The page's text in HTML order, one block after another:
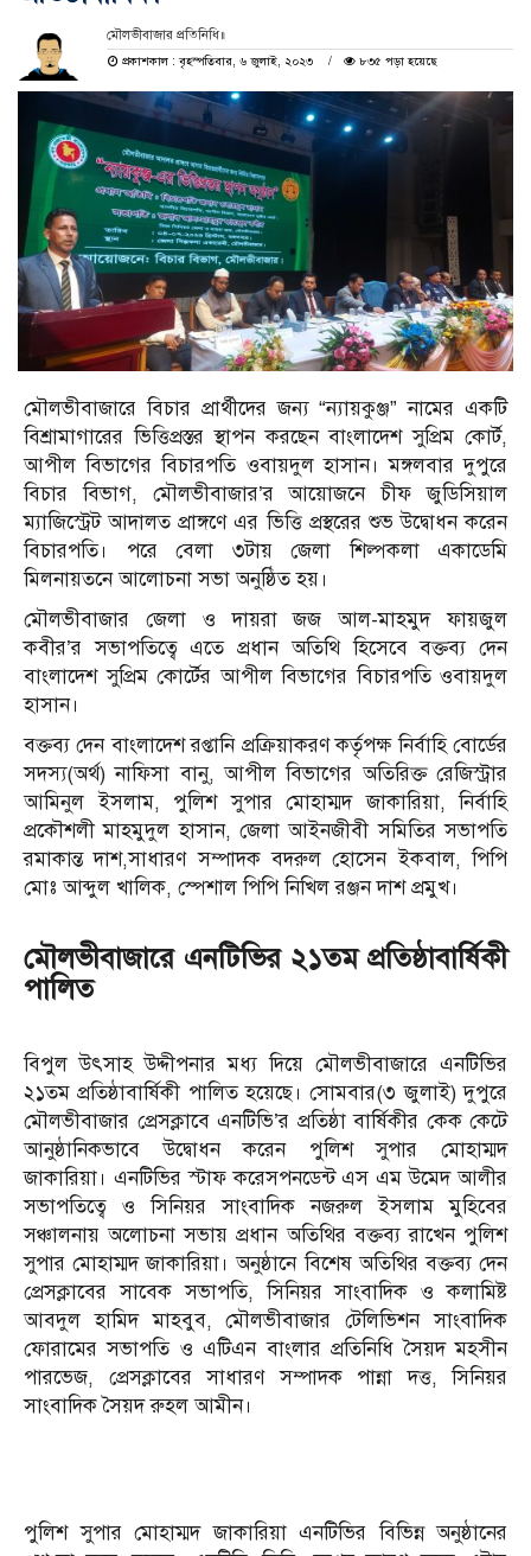
মৌলভীবাজার প্রতিনিধি॥
প্রকাশকাল : বৃহস্পতিবার, ৬ জুলাই, ২০২৩
৮৩৫ পড়া হয়েছে
মৌলভীবাজারে বিচার প্রার্থীদের জন্য “ন্যায়কুঞ্জ” নামের একটি
বিশ্রামাগারের ভিত্তিপ্রস্তর স্থাপন করছেন বাংলাদেশ সুপ্রিম কোর্ট,
আপীল বিভাগের বিচারপতি ওবায়দুল হাসান। মঙ্গলবার দুপুরে
বিচার বিভাগ, মৌলভীবাজার’র আয়োজনে চীফ জুডিসিয়াল
ম্যাজিস্ট্রেট আদালত প্রাঙ্গণে এর ভিত্তি প্রস্থরের শুভ উদ্বোধন করেন
বিচারপতি। পরে বেলা ৩টায় জেলা শিল্পকলা একাডেমি
মিলনায়তনে আলোচনা সভা অনুষ্ঠিত হয়।
মৌলভীবাজার জেলা ও দায়রা জজ আল-মাহমুদ ফায়জুল
কবীর’র সভাপতিত্বে এতে প্রধান অতিথি হিসেবে বক্তব্য দেন
বাংলাদেশ সুপ্রিম কোর্টের আপীল বিভাগের বিচারপতি ওবায়দুল
হাসান।
বক্তব্য দেন বাংলাদেশ রপ্তানি প্রক্রিয়াকরণ কর্তৃপক্ষ নির্বাহি বোর্ডের
সদস্য(অর্থ) নাফিসা বানু, আপীল বিভাগের অতিরিক্ত রেজিস্ট্রার
আমিনুল ইসলাম, পুলিশ সুপার মোহাম্মদ জাকারিয়া, নির্বাহি
প্রকৌশলী মাহমুদুল হাসান, জেলা আইনজীবী সমিতির সভাপতি
রমাকান্ত দাশ,সাধারণ সম্পাদক বদরুল হোসেন ইকবাল, পিপি
মোঃ আব্দুল খালিক, স্পেশাল পিপি নিখিল রঞ্জন দাশ প্রমুখ।
মৌলভীবাজারে এনটিভির ২১তম প্রতিষ্ঠাবার্ষিকী
পালিত
বিপুল উৎসাহ উদ্দীপনার মধ্য দিয়ে মৌলভীবাজারে এনটিভির
২১তম প্রতিষ্ঠাবার্ষিকী পালিত হয়েছে। সোমবার(৩ জুলাই) দুপুরে
মৌলভীবাজার প্রেসক্লাবে এনটিভি’র প্রতিষ্ঠা বার্ষিকীর কেক কেটে
আনুষ্ঠানিকভাবে উদ্বোধন করেন পুলিশ সুপার মোহাম্মদ
জাকারিয়া। এনটিভির স্টাফ করেসপনডেন্ট এস এম উমেদ আলীর
সভাপতিত্বে ও সিনিয়র সাংবাদিক নজরুল ইসলাম মুহিবের
সঞ্চালনায় অলোচনা সভায় প্রধান অতিথির বক্তব্য রাখেন পুলিশ
সুপার মোহাম্মদ জাকারিয়া। অনুষ্ঠানে বিশেষ অতিথির বক্তব্য দেন
প্রেসক্লাবের সাবেক সভাপতি, সিনিয়র সাংবাদিক ও কলামিষ্ট
আবদুল হামিদ মাহবুব, মৌলভীবাজার টেলিভিশন সাংবাদিক
ফোরামের সভাপতি ও এটিএন বাংলার প্রতিনিধি সৈয়দ মহসীন
পারভেজ, প্রেসক্লাবের সাধারণ সম্পাদক পান্না দত্ত, সিনিয়র
সাংবাদিক সৈয়দ রুহল আমীন।
পুলিশ সুপার মোহাম্মদ জাকারিয়া এনটিভির বিভিন্ন অনুষ্ঠানের